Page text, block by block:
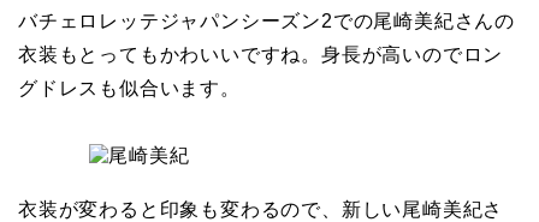
バチェロレッテジャパンシーズン2での尾崎美紀さんの
衣装もとってもかわいいですね。身長が高いのでロン
グドレスも似合います。
衣装が変わると印象も変わるので、新しい尾崎美紀さ